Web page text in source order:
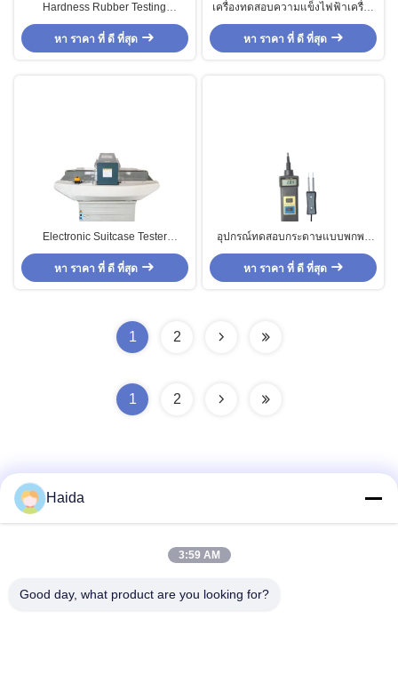
Hardness Rubber Testing
Machine / Desktop Shore
Hardness Meter
หา ราคา ที่ ดี ที่สุด
เครื่องทดสอบความแข็งไฟฟ้าเครื่อง
ทดสอบยาง, เครื่องทดสอบความแข็ง
ด้วยยางสำหรับพลาสติกยาง
หา ราคา ที่ ดี ที่สุด
Electronic Suitcase Tester
automotive , Food Common Type
Needle
หา ราคา ที่ ดี ที่สุด
อุปกรณ์ทดสอบกระดาษแบบพกพา
อุปกรณ์ทดสอบความชื้นชนิดเข็ม
หา ราคา ที่ ดี ที่สุด
1 2
1 2
ที่อยู่
Haida
3:59 AM
Good day, what product are you looking for?